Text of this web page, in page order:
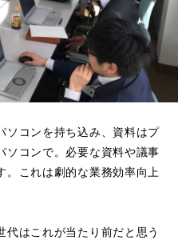
ソコンを持ち込み、資料はプ
ソコンで。必要な資料や議事
。これは劇的な業務効率向上
はこれが当たり前だと思う